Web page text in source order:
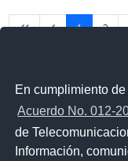
En cumplimiento
Acuerdo No. 012-
de
Información,
1 2